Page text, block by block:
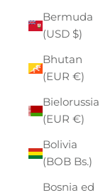
Bermuda
(USD $)
Bhutan
(EUR €)
Bielorussia
(EUR €)
Bolivia
(BOB Bs.)
Bosnia ed